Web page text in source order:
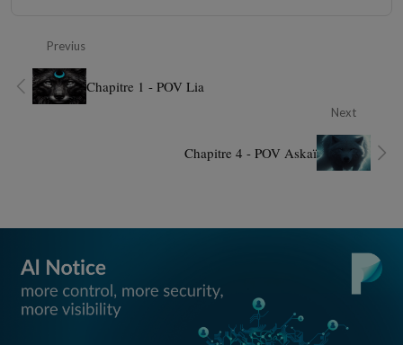
Previus
Chapitre 1 - POV Lia
Next
Chapitre 4 - POV Askaï